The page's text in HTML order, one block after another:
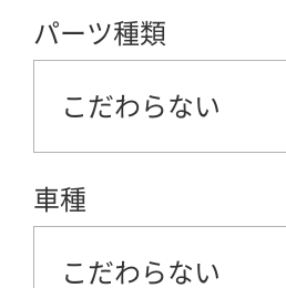
パーツ種類
こだわらない
車種
こだわらない